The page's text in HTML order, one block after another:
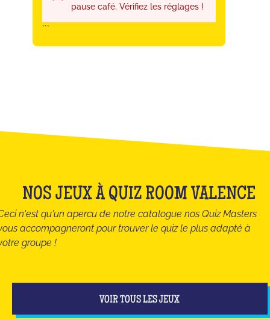
pause café. Vérifiez les réglages !
```
NOS JEUX À QUIZ ROOM VALENCE
n'est qu'un apercu de notre catalogue nos Quiz Masters
accompagneront pour trouver le quiz le plus adapté à
groupe !
VOIR TOUS LES JEUX